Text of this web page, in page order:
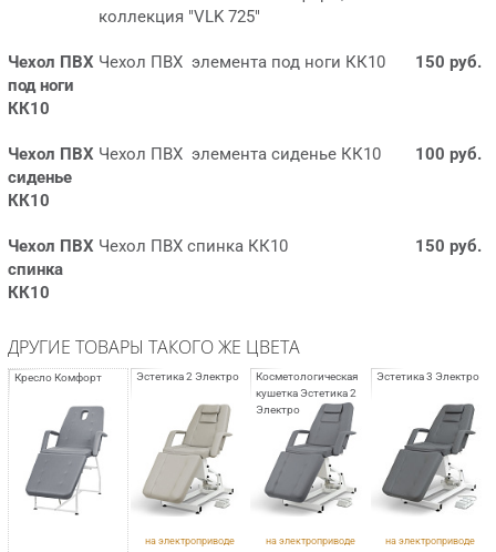
коллекция "VLK 725"
Чехол ПВХ
под ноги
КК10
Чехол ПВХ элемента под ноги КК10 150 руб.
Чехол ПВХ
сиденье
КК10
Чехол ПВХ элемента сиденье КК10 100 руб.
Чехол ПВХ
спинка
КК10
Чехол ПВХ спинка КК10 150 руб.
ДРУГИЕ ТОВАРЫ ТАКОГО ЖЕ ЦВЕТА